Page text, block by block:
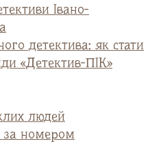
Івано-
детектива: як стати
«Детектив-ПІК»
людей
за номером